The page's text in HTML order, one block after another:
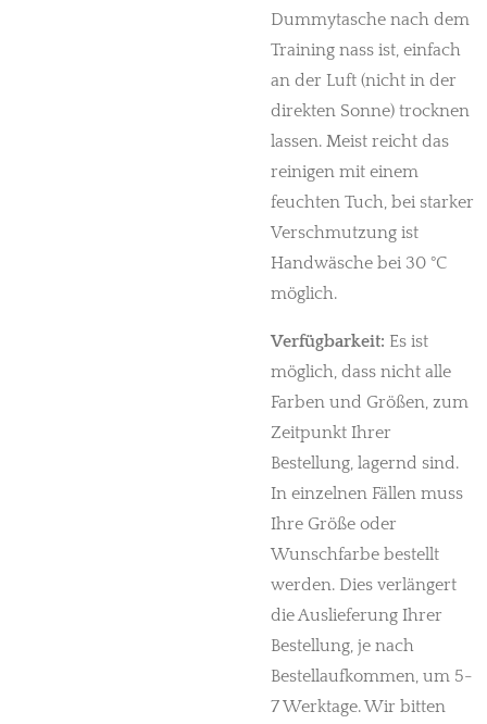
Dummytasche nach dem
Training nass ist, einfach
an der Luft (nicht in der
direkten Sonne) trocknen
lassen. Meist reicht das
reinigen mit einem
feuchten Tuch, bei starker
Verschmutzung ist
Handwäsche bei 30 °C
möglich.
Verfügbarkeit: Es ist
möglich, dass nicht alle
Farben und Größen, zum
Zeitpunkt Ihrer
Bestellung, lagernd sind.
In einzelnen Fällen muss
Ihre Größe oder
Wunschfarbe bestellt
werden. Dies verlängert
die Auslieferung Ihrer
Bestellung, je nach
Bestellaufkommen, um 5-
7 Werktage. Wir bitten